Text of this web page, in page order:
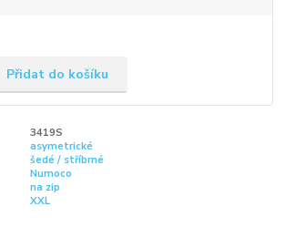
Přidat do košíku
3419S
asymetrické
šedé / stříbrné
Numoco
na zip
XXL